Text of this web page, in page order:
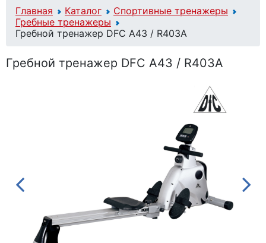
Главная Каталог
Спортивные тренажеры
Гребные тренажеры
Гребной тренажер DFC A43 / R403A
Гребной тренажер DFC A43 / R403A